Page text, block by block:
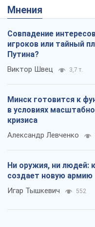
Мнения
Совпадение
игроков или тайный
Путина?
Виктор Швец 3,7 т.
Минск готовится к
в условиях
кризиса
Александр Левченко
Ни оружия, ни людей:
создает новую армию
Игар Тышкевич 552